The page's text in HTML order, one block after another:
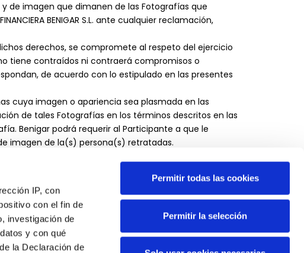
IP, con
con el fin de
investigación de
y con qué
la Declaración de
Permitir todas las cookies
Permitir la selección
de imagen que dimanen de las Fotografías que
BENIGAR S.L. ante cualquier reclamación,
derechos, se compromete al respeto del ejercicio
tiene contraídos ni contraerá compromisos o
de acuerdo con lo estipulado en las presentes
cuya imagen o apariencia sea plasmada en las
de tales Fotografías en los términos descritos en las
Benigar podrá requerir al Participante a que le
imagen de la(s) persona(s) retratadas.
manifestación en el sentido de no aceptación de la
quedará liberada del cumplimiento de la